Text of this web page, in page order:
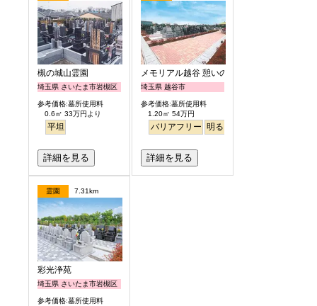
槻の城山霊園
埼玉県 さいたま市岩槻区
参考価格:墓所使用料
0.6㎡ 33万円より
平坦
詳細を見る
メモリアル越谷 憩いの郷
埼玉県 越谷市
参考価格:墓所使用料
1.20㎡ 54万円
バリアフリー 明るい
詳細を見る
霊園 7.31km
彩光浄苑
埼玉県 さいたま市岩槻区
参考価格:墓所使用料